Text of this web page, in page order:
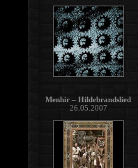
Menhir – Hildebrandslied
26.05.2007